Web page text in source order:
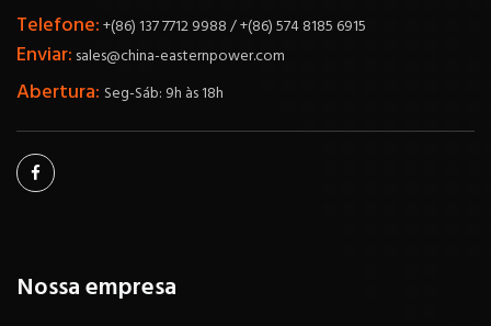
Telefone:+(86) 137 7712 9988 / +(86) 574 8185 6915
Enviar: sales@china-easternpower.com
Abertura: Seg-Sáb: 9h às 18h
Nossa empresa